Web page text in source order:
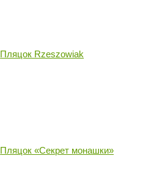
Пляцок Rzeszowiak
Пляцок «Секрет монашки»